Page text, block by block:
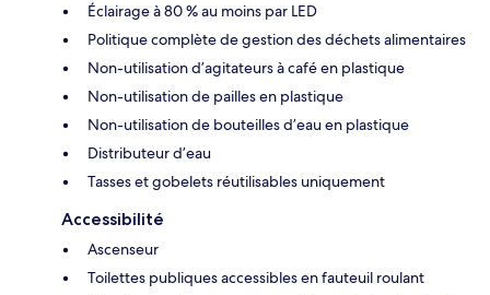
Éclairage à 80 % au moins par LED
Politique complète de gestion des déchets alimentaires
Non-utilisation d’agitateurs à café en plastique
Non-utilisation de pailles en plastique
Non-utilisation de bouteilles d’eau en plastique
Distributeur d’eau
Tasses et gobelets réutilisables uniquement
Accessibilité
Ascenseur
Toilettes publiques accessibles en fauteuil roulant